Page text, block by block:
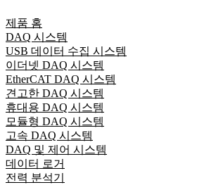
제품 홈
DAQ 시스템
USB 데이터 수집 시스템
이더넷 DAQ 시스템
EtherCAT DAQ 시스템
견고한 DAQ 시스템
휴대용 DAQ 시스템
모듈형 DAQ 시스템
고속 DAQ 시스템
DAQ 및 제어 시스템
데이터 로거
전력 분석기